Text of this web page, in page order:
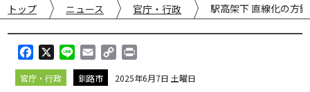
トップ ニュース 官庁・行政 駅高架下 直線化の方
a
c
i
n
m
a
p
i
官庁・行政 釧路市 2025年6月7日 土曜日